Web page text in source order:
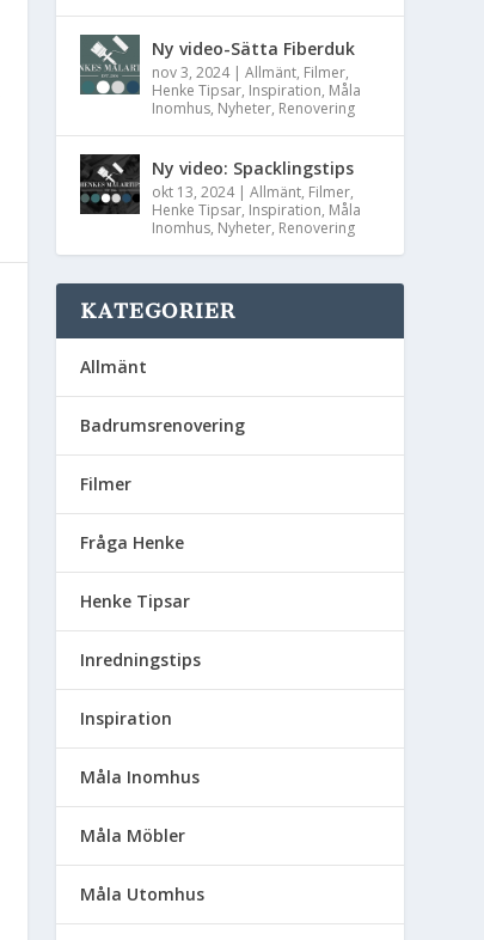
Ny video-Sätta Fiberduk
nov 3, 2024|Allmänt, Filmer,
Henke Tipsar, Inspiration, Måla
Inomhus, Nyheter, Renovering
Ny video: Spacklingstips
okt 13, 2024|Allmänt, Filmer,
Henke Tipsar, Inspiration, Måla
Inomhus, Nyheter, Renovering
KATEGORIER
Allmänt
Badrumsrenovering
Filmer
Fråga Henke
Henke Tipsar
Inredningstips
Inspiration
Måla Inomhus
Måla Möbler
Måla Utomhus